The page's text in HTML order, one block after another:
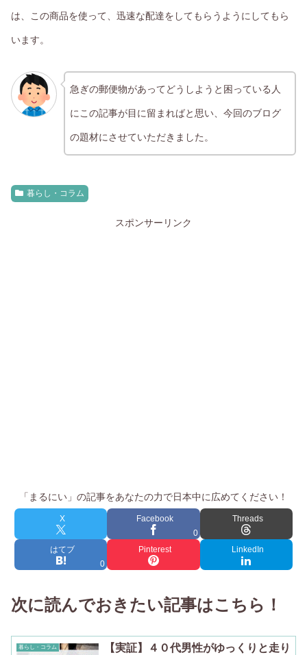
は、この商品を使って、迅速な配達をしてもらうようにしてもら
います。
急ぎの郵便物があってどうしようと困っている人
にこの記事が目に留まればと思い、今回のブログ
の題材にさせていただきました。
暮らし・コラム
スポンサーリンク
「まるにい」の記事をあなたの力で日本中に広めてください！
X
Facebook
0
Threads
はてブ
0
Pinterest LinkedIn
次に読んでおきたい記事はこちら！
暮らし・コラム
【実証】４０代男性がゆっくりと走り